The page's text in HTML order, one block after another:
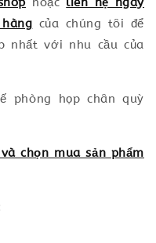
của chúng tôi để
nhất với nhu cầu của
phòng họp chân quỳ
chọn mua sản phẩm